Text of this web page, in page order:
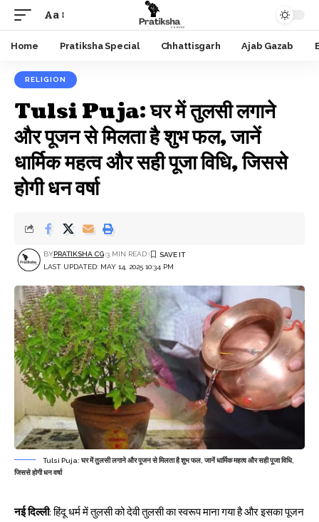
Font
Resizer
Aa
Home Pratiksha Special Chhattisgarh Ajab Gazab
RELIGION
Tulsi Puja: घर में तुलसी लगाने
और पूजन से मिलता है शुभ फल, जानें
धार्मिक महत्व और सही पूजा विधि, जिससे
होगी धन वर्षा
LAST UPDATED: MAY 14, 2025 10:34 PM
BYPRATIKSHA CG 3 MIN READ
Tulsi Puja: घर में तुलसी लगाने और पूजन से मिलता है शुभ फल, जानें धार्मिक महत्व और सही पूजा विधि,
जिससे होगी धन वर्षा
नई दिल्ली: हिंदू धर्म मेंतुलसीको देवी तुलसी का स्वरूप माना गया है और इसका पूजन